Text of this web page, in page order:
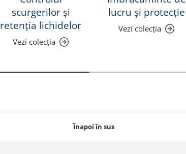
scurgerilor și
retenția lichidelor
Vezi colecția
lucru și protecție
Vezi colecția
Înapoi în sus